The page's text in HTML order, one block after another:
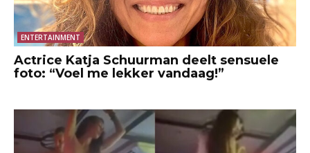
ENTERTAINMENT
Actrice Katja Schuurman deelt sensuele
foto: “Voel me lekker vandaag!”